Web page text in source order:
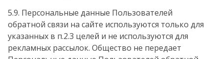
5.9. Персональные данные Пользователей
обратной связи на сайте используются только для
указанных в п.2.3 целей и не используются для
рекламных рассылок. Общество не передает